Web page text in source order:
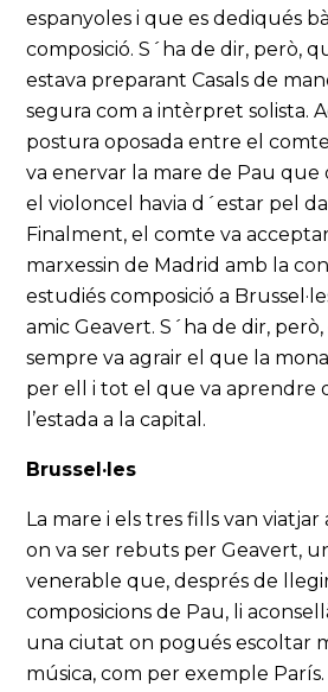
espanyoles i que es dediqués
composició. S´ha de dir, però,
estava preparant Casals de
segura com a intèrpret solista.
postura oposada entre el
va enervar la mare de Pau que
el violoncel havia d´estar pel
Finalment, el comte va
marxessin de Madrid amb la
estudiés composició a
amic Geavert. S´ha de dir, però,
sempre va agrair el que la
per ell i tot el que va aprendre
l’estada a la capital.
Brussel·les
La mare i els tres fills van viatjar
on va ser rebuts per Geavert,
venerable que, després de
composicions de Pau, li
una ciutat on pogués escoltar
música, com per exemple